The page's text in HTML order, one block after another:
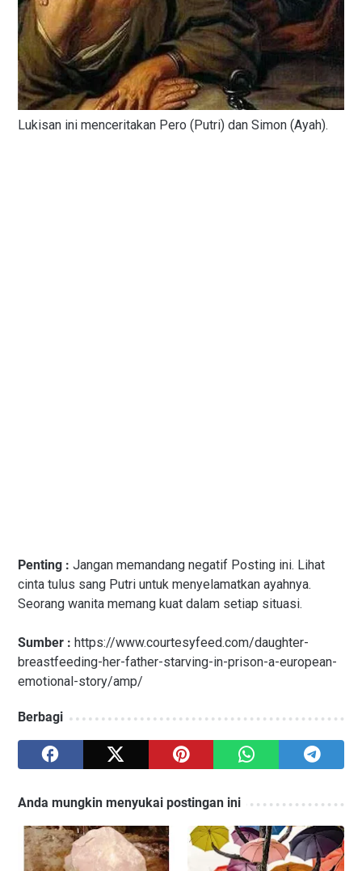
Lukisan ini menceritakan Pero (Putri) dan Simon (Ayah).
Penting : Jangan memandang negatif Posting ini. Lihat
cinta tulus sang Putri untuk menyelamatkan ayahnya.
Seorang wanita memang kuat dalam setiap situasi.
Sumber : https://www.courtesyfeed.com/daughter-
breastfeeding-her-father-starving-in-prison-a-european-
emotional-story/amp/
Berbagi
Anda mungkin menyukai postingan ini